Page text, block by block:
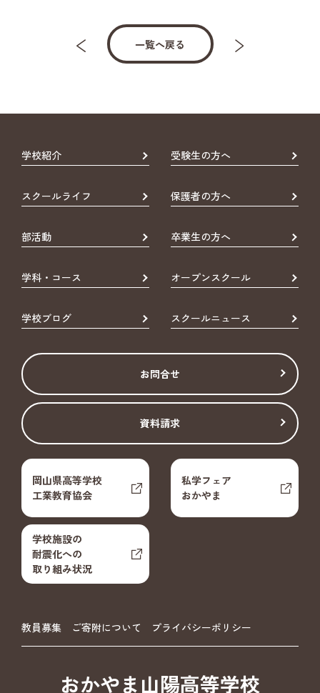
一覧へ戻る
学校紹介 受験生の方へ
スクールライフ 保護者の方へ
部活動 卒業生の方へ
学科・コース オープンスクール
学校ブログ スクールニュース
お問合せ
資料請求
岡山県高等学校
工業教育協会
私学フェア
おかやま
学校施設の
耐震化への
取り組み状況
教員募集 ご寄附について プライバシーポリシー
おかやま山陽高等学校